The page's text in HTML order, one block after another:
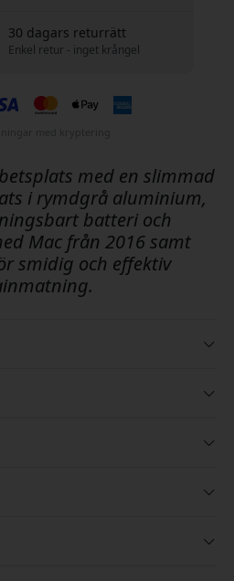
30 dagars returrätt
Enkel retur - inget krångel
med en slimmad
i rymdgrå aluminium,
batteri och
Mac från 2016 samt
smidig och effektiv